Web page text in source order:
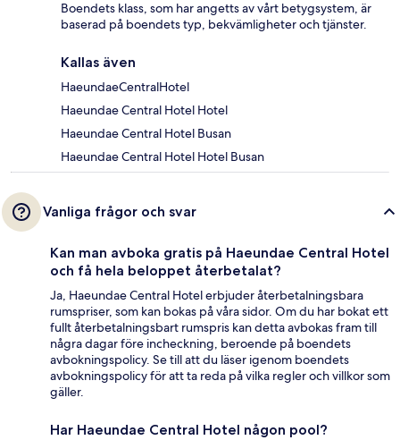
Boendets klass, som har angetts av vårt betygsystem, är
baserad på boendets typ, bekvämligheter och tjänster.
Kallas även
HaeundaeCentralHotel
Haeundae Central Hotel Hotel
Haeundae Central Hotel Busan
Haeundae Central Hotel Hotel Busan
Vanliga frågor och svar
Kan man avboka gratis på Haeundae Central Hotel
och få hela beloppet återbetalat?
Ja, Haeundae Central Hotel erbjuder återbetalningsbara
rumspriser, som kan bokas på våra sidor. Om du har bokat ett
fullt återbetalningsbart rumspris kan detta avbokas fram till
några dagar före incheckning, beroende på boendets
avbokningspolicy. Se till att du läser igenom boendets
avbokningspolicy för att ta reda på vilka regler och villkor som
gäller.
Har Haeundae Central Hotel någon pool?